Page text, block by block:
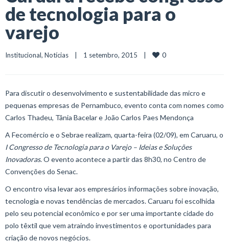
de tecnologia para o
varejo
Institucional, Notícias
    |    1 setembro, 2015    |
0
Para discutir o desenvolvimento e sustentabilidade das micro e
pequenas empresas de Pernambuco, evento conta com nomes como
Carlos Thadeu, Tânia Bacelar e João Carlos Paes Mendonça
A Fecomércio e o Sebrae realizam, quarta-feira (02/09), em Caruaru, o
I Congresso de Tecnologia para o Varejo – Ideias e Soluções
Inovadoras. O evento acontece a partir das 8h30, no Centro de
Convenções do Senac.
O encontro visa levar aos empresários informações sobre inovação,
tecnologia e novas tendências de mercados. Caruaru foi escolhida
pelo seu potencial econômico e por ser uma importante cidade do
polo têxtil que vem atraindo investimentos e oportunidades para
criação de novos negócios.